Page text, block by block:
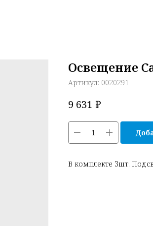
Освещение
Артикул: 0020291
9 631 ₽
В комплекте 3шт.